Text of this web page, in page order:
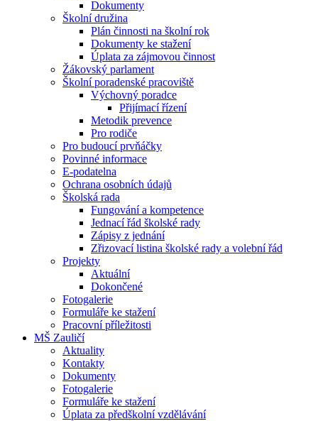
Dokumenty
Školní družina
Plán činnosti na školní rok
Dokumenty ke stažení
Úplata za zájmovou činnost
Žákovský parlament
Školní poradenské pracoviště
Výchovný poradce
Přijímací řízení
Metodik prevence
Pro rodiče
Pro budoucí prvňáčky
Povinné informace
E-podatelna
Ochrana osobních údajů
Školská rada
Fungování a kompetence
Jednací řád školské rady
Zápisy z jednání
Zřizovací listina školské rady a volební řád
Projekty
Aktuální
Dokončené
Fotogalerie
Formuláře ke stažení
Pracovní příležitosti
MŠ Zauličí
Aktuality
Kontakty
Dokumenty
Fotogalerie
Formuláře ke stažení
Úplata za předškolní vzdělávání